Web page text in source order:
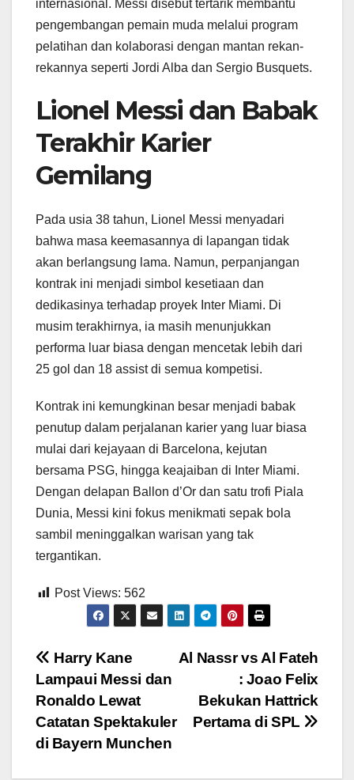
internasional. Messi disebut tertarik membantu
pengembangan pemain muda melalui program
pelatihan dan kolaborasi dengan mantan rekan-
rekannya seperti Jordi Alba dan Sergio Busquets.
Lionel Messi dan Babak
Terakhir Karier
Gemilang
Pada usia 38 tahun, Lionel Messi menyadari
bahwa masa keemasannya di lapangan tidak
akan berlangsung lama. Namun, perpanjangan
kontrak ini menjadi simbol kesetiaan dan
dedikasinya terhadap proyek Inter Miami. Di
musim terakhirnya, ia masih menunjukkan
performa luar biasa dengan mencetak lebih dari
25 gol dan 18 assist di semua kompetisi.
Kontrak ini kemungkinan besar menjadi babak
penutup dalam perjalanan karier yang luar biasa
mulai dari kejayaan di Barcelona, kejutan
bersama PSG, hingga keajaiban di Inter Miami.
Dengan delapan Ballon d’Or dan satu trofi Piala
Dunia, Messi kini fokus menikmati sepak bola
sambil meninggalkan warisan yang tak
tergantikan.
Post Views: 562
Post
navigation
Al Nassr vs Al Fateh
: Joao Felix
Bekukan Hattrick
Pertama di SPL
Harry Kane
Lampaui Messi dan
Ronaldo Lewat
Catatan Spektakuler
di Bayern Munchen